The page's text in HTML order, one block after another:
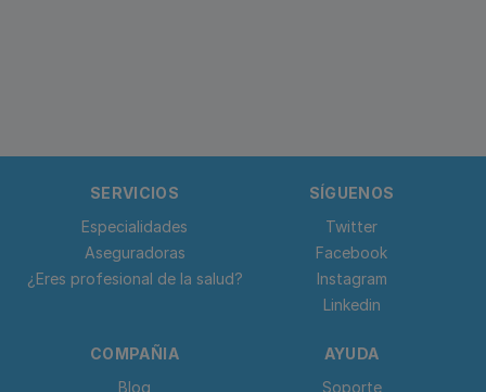
SERVICIOS
Especialidades
Aseguradoras
¿Eres profesional de la salud?
SÍGUENOS
Twitter
Facebook
Instagram
Linkedin
COMPAÑIA
Blog
AYUDA
Soporte